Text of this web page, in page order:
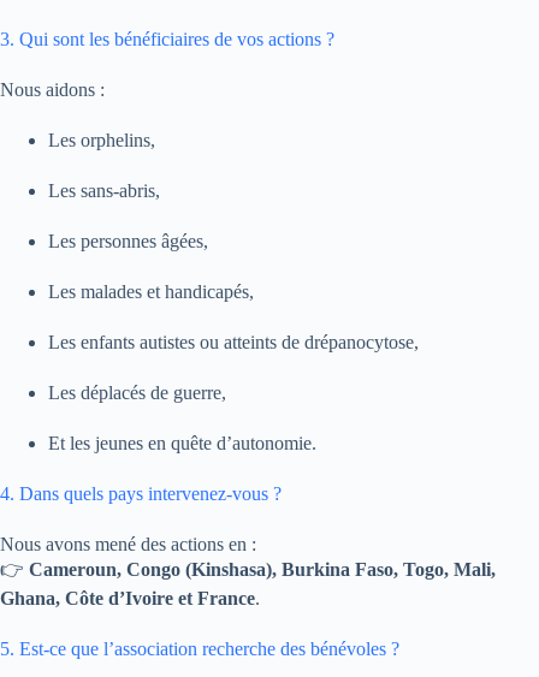
3. Qui sont les bénéficiaires de vos actions ?
Nous aidons :
Les orphelins,
Les sans-abris,
Les personnes âgées,
Les malades et handicapés,
Les enfants autistes ou atteints de drépanocytose,
Les déplacés de guerre,
Et les jeunes en quête d’autonomie.
4. Dans quels pays intervenez-vous ?
Nous avons mené des actions en :
👉 Cameroun, Congo (Kinshasa), Burkina Faso, Togo, Mali,
Ghana, Côte d’Ivoire et France.
5. Est-ce que l’association recherche des bénévoles ?